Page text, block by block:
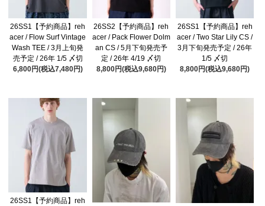
26SS1【予約商品】reh
acer / Flow Surf Vintage
Wash TEE / 3月上旬発
売予定 / 26年 1/5 〆切
6,800円(税込7,480円)
26SS2【予約商品】reh
acer / Pack Flower Dolm
an CS / 5月下旬発売予
定 / 26年 4/19 〆切
8,800円(税込9,680円)
26SS1【予約商品】reh
acer / Two Star Lily CS /
3月下旬発売予定 / 26年
1/5 〆切
8,800円(税込9,680円)
26SS1【予約商品】reh